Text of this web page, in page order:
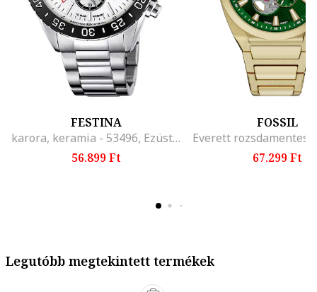
FESTINA
karora, keramia - 53496, Ezüstszín
56.899 Ft
FOSSIL
67.299 Ft
Legutóbb megtekintett termékek